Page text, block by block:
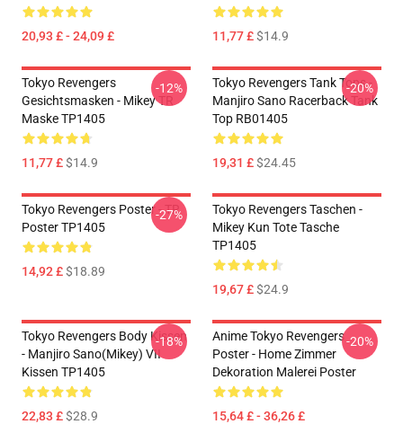
20,93 £ - 24,09 £ 11,77 £$14.9
Tokyo Revengers
Gesichtsmasken - Mikey TR
Maske TP1405
11,77 £$14.9
-12%
Tokyo Revengers Tank Tops -
Manjiro Sano Racerback Tank
Top RB01405
19,31 £$24.45
-20%
Tokyo Revengers Poster - TR
Poster TP1405
14,92 £$18.89
-27%
Tokyo Revengers Taschen -
Mikey Kun Tote Tasche
TP1405
19,67 £$24.9
Tokyo Revengers Body Kissen
- Manjiro Sano(Mikey) VII
Kissen TP1405
22,83 £$28.9
-18%
Anime Tokyo Revengers
Poster - Home Zimmer
Dekoration Malerei Poster
15,64 £ - 36,26 £
-20%